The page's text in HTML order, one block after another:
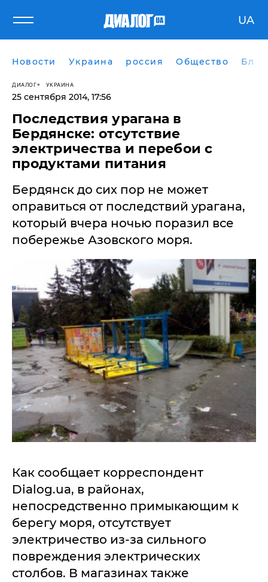
UA
Новости Украина россия Общество
ДИАЛОГ УКРАИНА
25 сентября 2014, 17:56
Последствия урагана в
Бердянске: отсутствие
электричества и перебои с
продуктами питания
Бердянск до сих пор не может
оправиться от последствий урагана,
который вчера ночью поразил все
побережье Азовского моря.
Как сообщает корреспондент
Dialog.ua, в районах,
непосредственно примыкающим к
берегу моря, отсутствует
электричество из-за сильного
повреждения электрических
столбов. В магазинах также